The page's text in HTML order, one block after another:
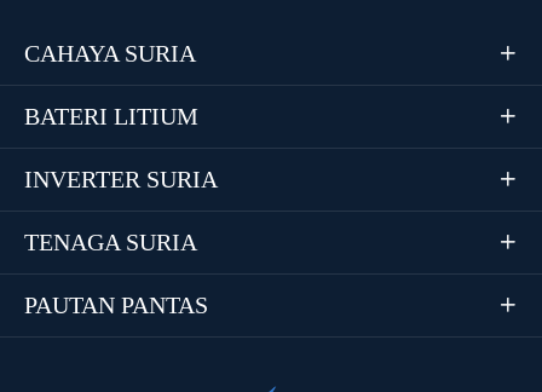
CAHAYA SURIA 
BATERI LITIUM 
INVERTER SURIA 
TENAGA SURIA 
PAUTAN PANTAS 